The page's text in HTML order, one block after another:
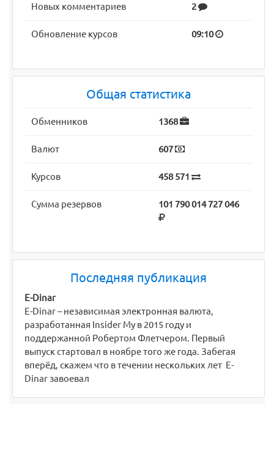
Новых комментариев 2
Обновление курсов 09:10
Общая статистика
Обменников 1368
Валют 607
Курсов 458 571
Сумма резервов 101 790 014 727 046
Последняя публикация
E-Dinar
E-Dinar – независимая электронная валюта,
разработанная Insider My в 2015 году и
поддержанной Робертом Флетчером. Первый
выпуск стартовал в ноябре того же года. Забегая
вперёд, скажем что в течении нескольких лет E-
Dinar завоевал